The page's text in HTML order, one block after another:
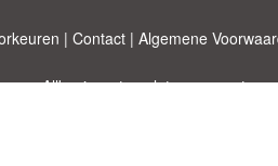
| Contact| Algemene
Allbusinesstemplates.com